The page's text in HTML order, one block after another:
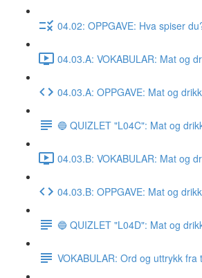
04.02: OPPGAVE: Hva spiser
04.03.A: VOKABULAR: Mat og
04.03.A: OPPGAVE: Mat og
🔵 QUIZLET "L04C": Mat og
04.03.B: VOKABULAR: Mat og
04.03.B: OPPGAVE: Mat og
🔵 QUIZLET "L04D": Mat og
VOKABULAR: Ord og uttrykk